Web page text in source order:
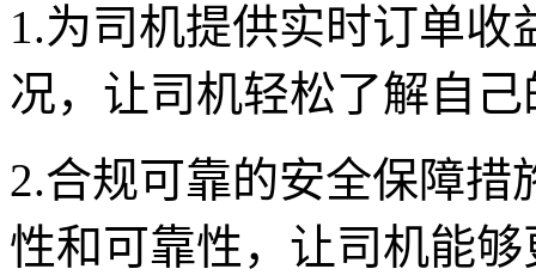
1.为司机提供实时订单
况，让司机轻松了解自
2.合规可靠的安全保障
性和可靠性，让司机能